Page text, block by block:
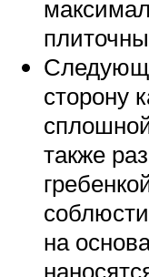
сторону
также
на